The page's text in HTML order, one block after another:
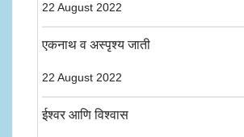
22 August 2022
एकनाथ व अस्पृश्य जाती
22 August 2022
ईश्वर आणि विश्वास